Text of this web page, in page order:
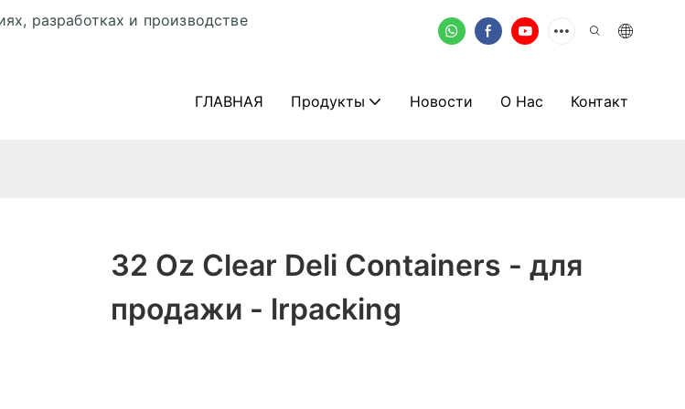
разработках и производстве
ГЛАВНАЯ Продукты Новости О Нас Контакт
32 Oz Clear Deli Containers - для
продажи - lrpacking